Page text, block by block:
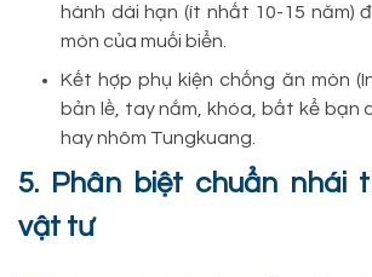
hành dài hạn (ít nhất 10-15 năm)
mòn của muối biển.
Kết hợp phụ kiện chống ăn mòn
bản lề, tay nắm, khóa, bất kể bạn
hay nhôm Tungkuang.
5. Phân biệt chuẩn nhái
vật tư